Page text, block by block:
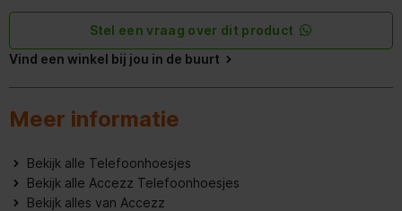
Eenvoudig aan te brengen
Stel een vraag over dit product
Vind een winkel bij jou in de buurt
Meer informatie
Bekijk alle Telefoonhoesjes
Bekijk alle Accezz Telefoonhoesjes
Bekijk alles van Accezz